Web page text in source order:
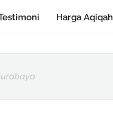
Harga Aqiqah